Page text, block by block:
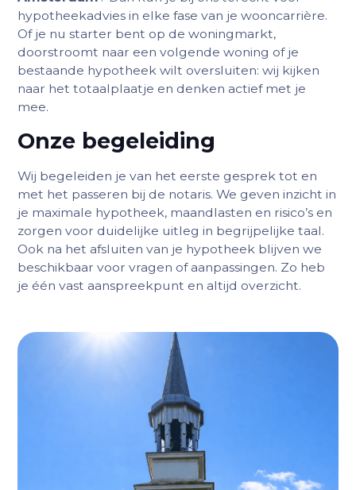
hypotheekadvies in elke fase van je wooncarrière.
Of je nu starter bent op de woningmarkt,
doorstroomt naar een volgende woning of je
bestaande hypotheek wilt oversluiten: wij kijken
naar het totaalplaatje en denken actief met je
mee.
Onze begeleiding
Wij begeleiden je van het eerste gesprek tot en
met het passeren bij de notaris. We geven inzicht in
je maximale hypotheek, maandlasten en risico’s en
zorgen voor duidelijke uitleg in begrijpelijke taal.
Ook na het afsluiten van je hypotheek blijven we
beschikbaar voor vragen of aanpassingen. Zo heb
je één vast aanspreekpunt en altijd overzicht.